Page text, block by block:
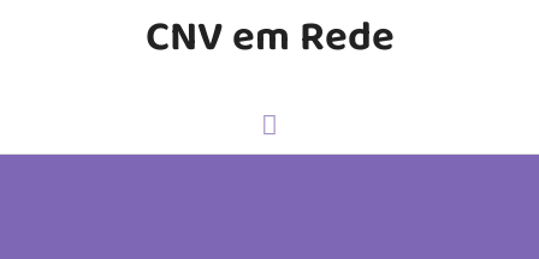
CNV em Rede